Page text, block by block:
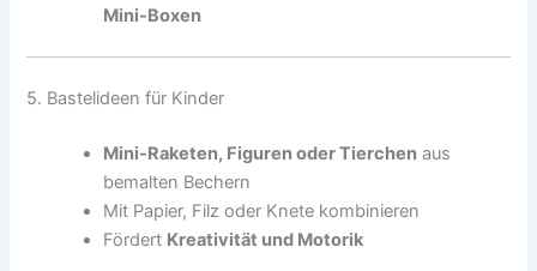
Mini-Boxen
5. Bastelideen für Kinder
Mini-Raketen, Figuren oder Tierchen aus
bemalten Bechern
Mit Papier, Filz oder Knete kombinieren
Fördert Kreativität und Motorik